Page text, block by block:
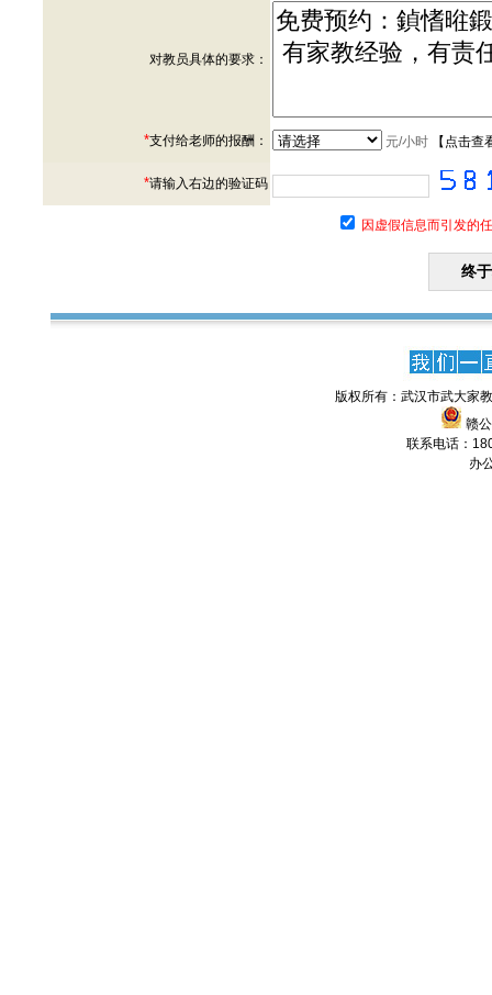
对教员具体的要求：
*支付给老师的报酬： 元/小时【 点击查
*请输入右边的验证码
因虚假信息而引发的
版权所有：武汉市武大家
赣
联系电话：
办